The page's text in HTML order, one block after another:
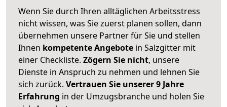
Wenn Sie durch Ihren alltäglichen Arbeitsstress
nicht wissen, was Sie zuerst planen sollen, dann
übernehmen unsere Partner für Sie und stellen
Ihnen kompetente Angebote in Salzgitter mit
einer Checkliste. Zögern Sie nicht, unsere
Dienste in Anspruch zu nehmen und lehnen Sie
sich zurück. Vertrauen Sie unserer 9 Jahre
Erfahrung in der Umzugsbranche und holen Sie